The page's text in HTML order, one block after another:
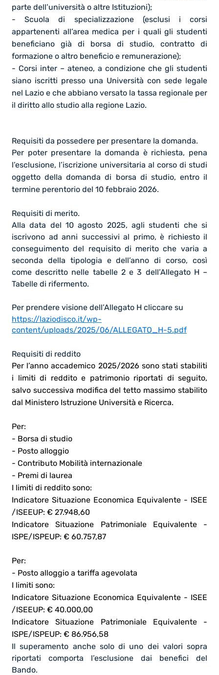
parte dell’università o altre Istituzioni);
- Scuola di specializzazione (esclusi i corsi
appartenenti all’area medica per i quali gli studenti
beneficiano già di borsa di studio, contratto di
formazione o altro beneficio e remunerazione);
- Corsi inter – ateneo, a condizione che gli studenti
siano iscritti presso una Università con sede legale
nel Lazio e che abbiano versato la tassa regionale per
il diritto allo studio alla regione Lazio.
Requisiti da possedere per presentare la domanda.
Per poter presentare la domanda è richiesta, pena
l’esclusione, l’iscrizione universitaria al corso di studi
oggetto della domanda di borsa di studio, entro il
termine perentorio del 10 febbraio 2026.
Requisiti di merito.
Alla data del 10 agosto 2025, agli studenti che si
iscrivono ad anni successivi al primo, è richiesto il
conseguimento del requisito di merito che varia a
seconda della tipologia e dell’anno di corso, così
come descritto nelle tabelle 2 e 3 dell’Allegato H –
Tabelle di rifermento.
Per prendere visione dell’Allegato H cliccare su
https://laziodisco.it/wp-
content/uploads/2025/06/ALLEGATO_H-5.pdf
Requisiti di reddito
Per l’anno accademico 2025/2026 sono stati stabiliti
i limiti di reddito e patrimonio riportati di seguito,
salvo successiva modifica del tetto massimo stabilito
dal Ministero Istruzione Università e Ricerca.
Per:
- Borsa di studio
- Posto alloggio
- Contributo Mobilità internazionale
- Premi di laurea
I limiti di reddito sono:
Indicatore Situazione Economica Equivalente - ISEE
/ISEEUP: € 27.948,60
Indicatore Situazione Patrimoniale Equivalente -
ISPE/ISPEUP: € 60.757,87
Per:
- Posto alloggio a tariffa agevolata
I limiti sono:
Indicatore Situazione Economica Equivalente - ISEE
/ISEEUP: € 40.000,00
Indicatore Situazione Patrimoniale Equivalente -
ISPE/ISPEUP: € 86.956,58
Il superamento anche solo di uno dei valori sopra
riportati comporta l’esclusione dai benefici del
Bando.